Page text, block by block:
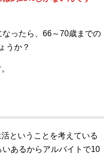
ったら、66～70歳までの
うか？
ということを考えている
あるからアルバイトで10